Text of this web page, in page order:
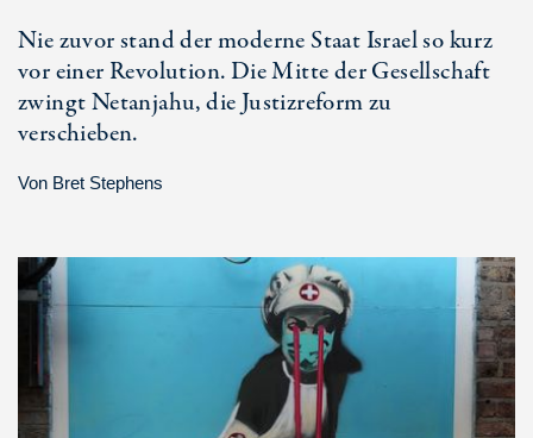
Nie zuvor stand der moderne Staat Israel so kurz
vor einer Revolution. Die Mitte der Gesellschaft
zwingt Netanjahu, die Justizreform zu
verschieben.
Von Bret Stephens